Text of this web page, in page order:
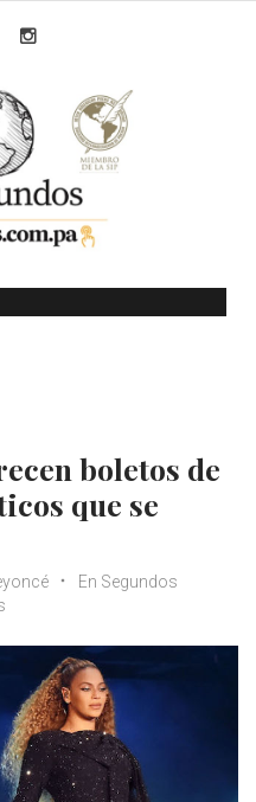
boletos de
que se
En Segundos